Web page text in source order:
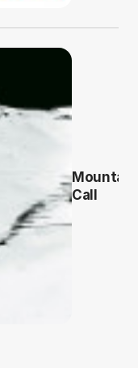
Mountain
Call